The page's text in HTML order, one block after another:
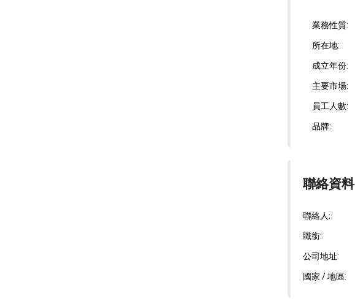
業務性質:
所在地:
成立年份:
主要市場:
員工人數:
品牌:
聯絡資料
聯絡人:
職銜:
公司地址:
國家 / 地區: